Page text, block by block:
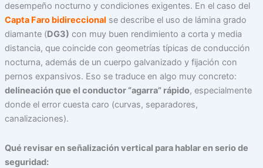
desempeño nocturno y condiciones exigentes. En el caso del
Capta Faro bidireccional se describe el uso de lámina grado
diamante (DG3) con muy buen rendimiento a corta y media
distancia, que coincide con geometrías típicas de conducción
nocturna, además de un cuerpo galvanizado y fijación con
pernos expansivos. Eso se traduce en algo muy concreto:
delineación que el conductor “agarra” rápido, especialmente
donde el error cuesta caro (curvas, separadores,
canalizaciones).
Qué revisar en señalización vertical para hablar en serio de
seguridad: